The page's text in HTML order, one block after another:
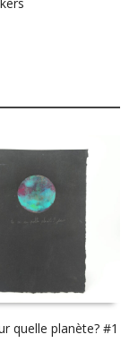
quelle planète? #1